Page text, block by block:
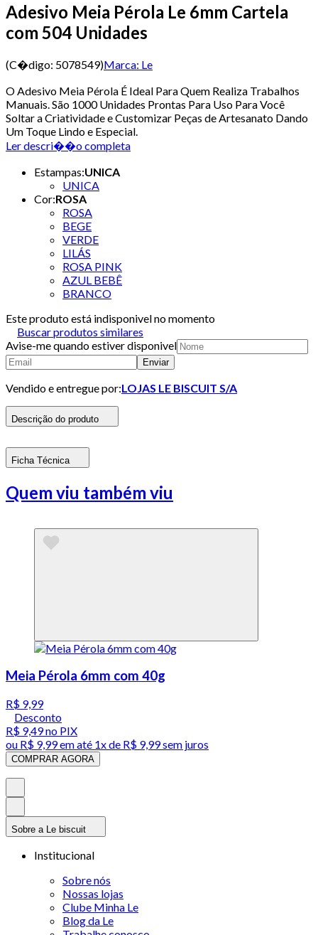
Adesivo Meia Pérola Le 6mm Cartela
com 504 Unidades
(C�digo: 5078549)Marca: Le
O Adesivo Meia Pérola É Ideal Para Quem Realiza Trabalhos
Manuais. São 1000 Unidades Prontas Para Uso Para Você
Soltar a Criatividade e Customizar Peças de Artesanato Dando
Um Toque Lindo e Especial.
Ler descri��o completa
Estampas:UNICA
UNICA
Cor:ROSA
ROSA
BEGE
VERDE
LILÁS
ROSA PINK
AZUL BEBÊ
BRANCO
Este produto está indisponivel no momento
Buscar produtos similares
Avise-me quando estiver disponivel
Enviar
Vendido e entregue por:LOJAS LE BISCUIT S/A
Descrição do produto
Ficha Técnica
Quem viu também viu
Meia Pérola 6mm com 40g
R$ 9,99
Desconto
R$ 9,49no PIX
ou R$ 9,99em até 1x de R$ 9,99sem juros
COMPRAR AGORA
Sobre a Le biscuit
Institucional
Sobre nós
Nossas lojas
Clube Minha Le
Blog da Le